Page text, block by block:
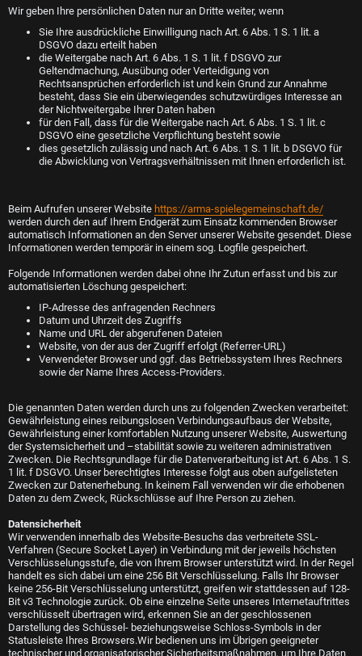
Wir geben Ihre persönlichen Daten nur an Dritte weiter, wenn
Sie Ihre ausdrückliche Einwilligung nach Art. 6 Abs. 1 S. 1 lit. a
DSGVO dazu erteilt haben
die Weitergabe nach Art. 6 Abs. 1 S. 1 lit. f DSGVO zur
Geltendmachung, Ausübung oder Verteidigung von
Rechtsansprüchen erforderlich ist und kein Grund zur Annahme
besteht, dass Sie ein überwiegendes schutzwürdiges Interesse an
der Nichtweitergabe Ihrer Daten haben
für den Fall, dass für die Weitergabe nach Art. 6 Abs. 1 S. 1 lit. c
DSGVO eine gesetzliche Verpflichtung besteht sowie
dies gesetzlich zulässig und nach Art. 6 Abs. 1 S. 1 lit. b DSGVO für
die Abwicklung von Vertragsverhältnissen mit Ihnen erforderlich ist.
Beim Aufrufen unserer Website https://arma-spielegemeinschaft.de/
werden durch den auf Ihrem Endgerät zum Einsatz kommenden Browser
automatisch Informationen an den Server unserer Website gesendet. Diese
Informationen werden temporär in einem sog. Logfile gespeichert.
Folgende Informationen werden dabei ohne Ihr Zutun erfasst und bis zur
automatisierten Löschung gespeichert:
IP-Adresse des anfragenden Rechners
Datum und Uhrzeit des Zugriffs
Name und URL der abgerufenen Dateien
Website, von der aus der Zugriff erfolgt (Referrer-URL)
Verwendeter Browser und ggf. das Betriebssystem Ihres Rechners
sowie der Name Ihres Access-Providers.
Die genannten Daten werden durch uns zu folgenden Zwecken verarbeitet:
Gewährleistung eines reibungslosen Verbindungsaufbaus der Website,
Gewährleistung einer komfortablen Nutzung unserer Website, Auswertung
der Systemsicherheit und –stabilität sowie zu weiteren administrativen
Zwecken. Die Rechtsgrundlage für die Datenverarbeitung ist Art. 6 Abs. 1 S.
1 lit. f DSGVO. Unser berechtigtes Interesse folgt aus oben aufgelisteten
Zwecken zur Datenerhebung. In keinem Fall verwenden wir die erhobenen
Daten zu dem Zweck, Rückschlüsse auf Ihre Person zu ziehen.
Datensicherheit
Wir verwenden innerhalb des Website-Besuchs das verbreitete SSL-
Verfahren (Secure Socket Layer) in Verbindung mit der jeweils höchsten
Verschlüsselungsstufe, die von Ihrem Browser unterstützt wird. In der Regel
handelt es sich dabei um eine 256 Bit Verschlüsselung. Falls Ihr Browser
keine 256-Bit Verschlüsselung unterstützt, greifen wir stattdessen auf 128-
Bit v3 Technologie zurück. Ob eine einzelne Seite unseres Internetauftrittes
verschlüsselt übertragen wird, erkennen Sie an der geschlossenen
Darstellung des Schüssel- beziehungsweise Schloss-Symbols in der
Statusleiste Ihres Browsers.Wir bedienen uns im Übrigen geeigneter
technischer und organisatorischer Sicherheitsmaßnahmen, um Ihre Daten